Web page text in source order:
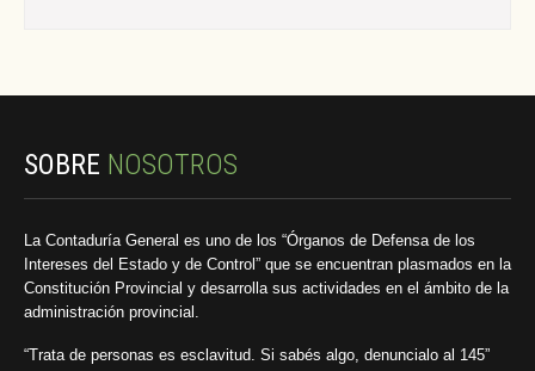
SOBRE NOSOTROS
La Contaduría General es uno de los “Órganos de Defensa de los
Intereses del Estado y de Control” que se encuentran plasmados en la
Constitución Provincial y desarrolla sus actividades en el ámbito de la
administración provincial.
“Trata de personas es esclavitud. Si sabés algo, denuncialo al 145”